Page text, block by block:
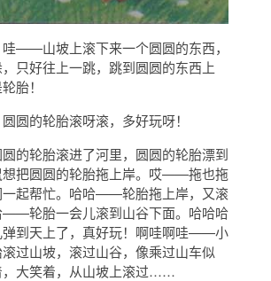
——山坡上滚下来一个圆圆的东西，
只好往上一跳，跳到圆圆的东西上
胎！
圆的轮胎滚呀滚，多好玩呀！
的轮胎滚进了河里，圆圆的轮胎漂到
想把圆圆的轮胎拖上岸。哎——拖也拖
一起帮忙。哈哈——轮胎拖上岸，又滚
——轮胎一会儿滚到山谷下面。哈哈哈
到天上了，真好玩！啊哇啊哇——小
过山坡，滚过山谷，像乘过山车似
，大笑着，从山坡上滚过……